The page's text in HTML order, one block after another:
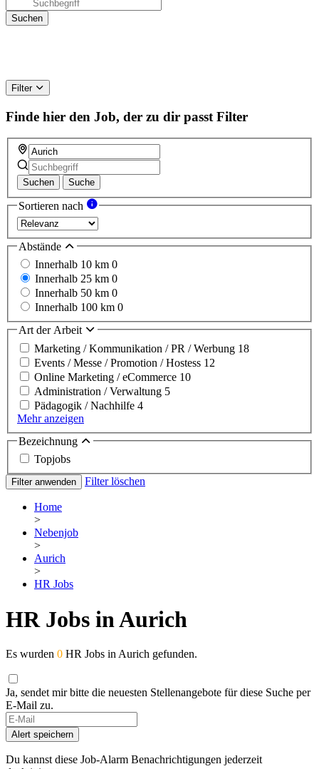
Filter
Finde hier den Job, der zu dir passt Filter
Suchen Suche
Sortieren nach
Abstände
Innerhalb 10 km 0
Innerhalb 25 km 0
Innerhalb 50 km 0
Innerhalb 100 km 0
Art der Arbeit
Marketing / Kommunikation / PR / Werbung 18
Events / Messe / Promotion / Hostess 12
Online Marketing / eCommerce 10
Administration / Verwaltung 5
Pädagogik / Nachhilfe 4
Mehr anzeigen
Bezeichnung
Topjobs
Filter anwenden Filter löschen
Home
>
Nebenjob
>
Aurich
>
HR Jobs
HR Jobs in Aurich
Es wurden 0 HR Jobs in Aurich gefunden.
Ja, sendet mir bitte die neuesten Stellenangebote für diese Suche per
E-Mail zu.
Alert speichern
Du kannst diese Job-Alarm Benachrichtigungen jederzeit